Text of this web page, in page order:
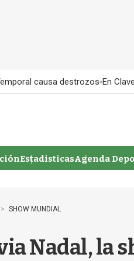
causa destrozos En
EstadisticasAgenda
SHOW MUNDIAL
Nadal, la